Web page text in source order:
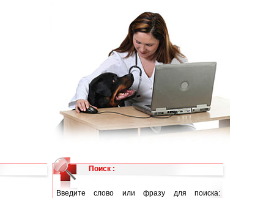
Поиск :
Введите слово или фразу для поиска: